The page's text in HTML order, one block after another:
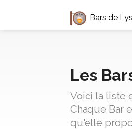
Bars de
Les
Voici la liste
Chaque Bar
qu'elle